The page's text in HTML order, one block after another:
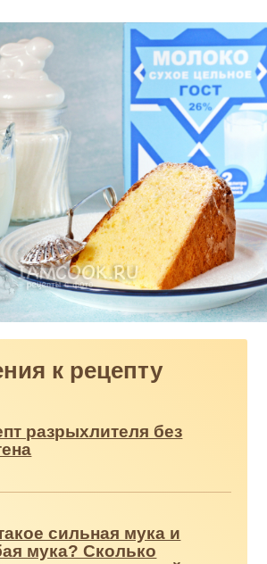
к рецепту
разрыхлителя без
сильная мука и
мука? Сколько